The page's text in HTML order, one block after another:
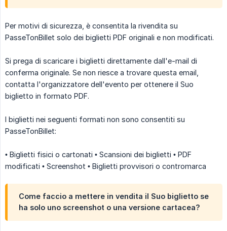
Per motivi di sicurezza, è consentita la rivendita su
PasseTonBillet solo dei biglietti PDF originali e non modificati.
Si prega di scaricare i biglietti direttamente dall'e-mail di
conferma originale. Se non riesce a trovare questa email,
contatta l'organizzatore dell'evento per ottenere il Suo
biglietto in formato PDF.
I biglietti nei seguenti formati non sono consentiti su
PasseTonBillet:
• Biglietti fisici o cartonati • Scansioni dei biglietti • PDF
modificati • Screenshot • Biglietti provvisori o contromarca
Come faccio a mettere in vendita il Suo biglietto se
ha solo uno screenshot o una versione cartacea?